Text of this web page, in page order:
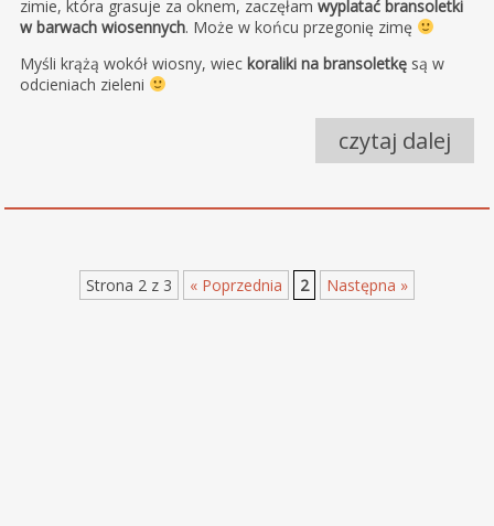
zimie, która grasuje za oknem, zaczęłam wyplatać bransoletki
w barwach wiosennych. Może w końcu przegonię zimę
Myśli krążą wokół wiosny, wiec koraliki na bransoletkęsą w
odcieniach zieleni
czytaj dalej
Strona 2 z 3 « Poprzednia 2 Następna »